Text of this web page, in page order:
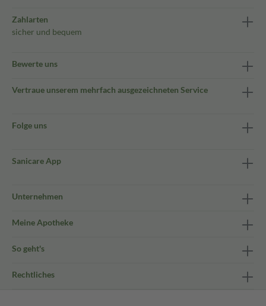
Zahlarten
sicher und bequem
Bewerte uns
Vertraue unserem mehrfach ausgezeichneten Service
Folge uns
Sanicare App
Unternehmen
Meine Apotheke
So geht's
Rechtliches